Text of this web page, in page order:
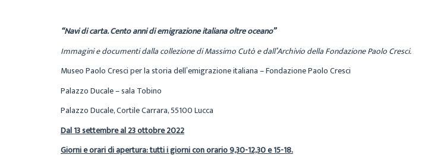
“Navi di carta. Cento anni di emigrazione italiana oltre oceano”
Immagini e documenti dalla collezione di Massimo Cutò e dall’Archivio della Fondazione Paolo Cresci.
Museo Paolo Cresci per la storia dell’emigrazione italiana – Fondazione Paolo Cresci
Palazzo Ducale – sala Tobino
Palazzo Ducale, Cortile Carrara, 55100 Lucca
Dal 13 settembre al 23 ottobre 2022
Giorni e orari di apertura: tutti i giorni con orario 9,30-12,30 e 15-18.